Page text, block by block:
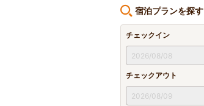
宿泊プランを探す
チェックイン
チェックアウト